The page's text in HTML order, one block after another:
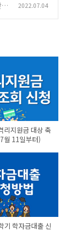
2022.07.04
리지원금 대상 축
월 11일부터)
기 학자금대출 신